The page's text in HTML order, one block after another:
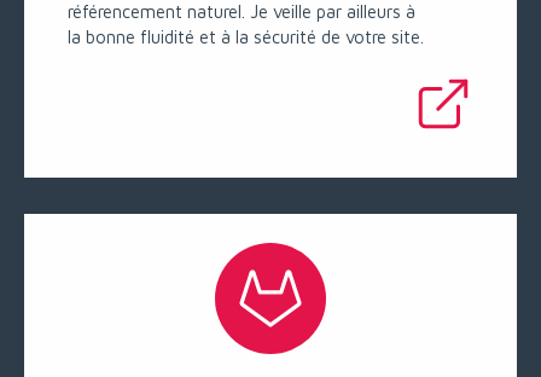
référencement naturel. Je veille par ailleurs à
la bonne fluidité et à la sécurité de votre site.